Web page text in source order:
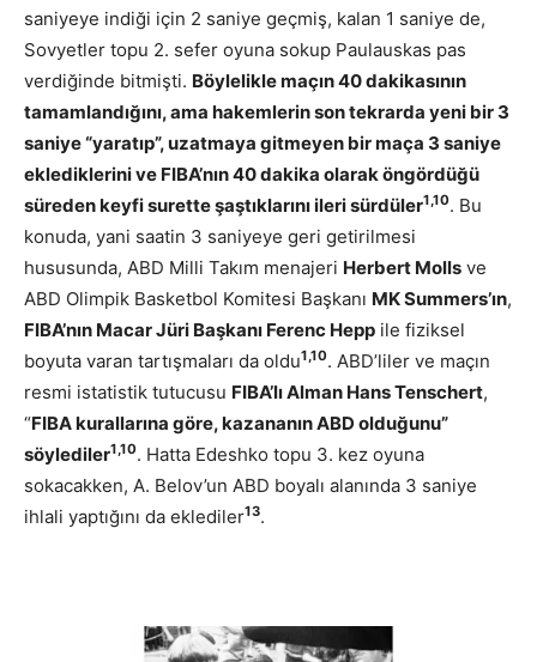
saniyeye indiği için 2 saniye geçmiş, kalan 1 saniye de,
Sovyetler topu 2. sefer oyuna sokup Paulauskas pas
verdiğinde bitmişti. Böylelikle maçın 40 dakikasının
tamamlandığını, ama hakemlerin son tekrarda yeni bir 3
saniye “yaratıp”, uzatmaya gitmeyen bir maça 3 saniye
eklediklerini ve FIBA’nın 40 dakika olarak öngördüğü
süreden keyfi surette şaştıklarını ileri sürdüler1,10. Bu
konuda, yani saatin 3 saniyeye geri getirilmesi
hususunda, ABD Milli Takım menajeri Herbert Molls ve
ABD Olimpik Basketbol Komitesi Başkanı MK Summers’ın,
FIBA’nın Macar Jüri Başkanı Ferenc Hepp ile fiziksel
boyuta varan tartışmaları da oldu1,10. ABD’liler ve maçın
resmi istatistik tutucusu FIBA’lı Alman Hans Tenschert,
“FIBA kurallarına göre, kazananın ABD olduğunu”
söylediler1,10. Hatta Edeshko topu 3. kez oyuna
sokacakken, A. Belov’un ABD boyalı alanında 3 saniye
ihlali yaptığını da eklediler13.